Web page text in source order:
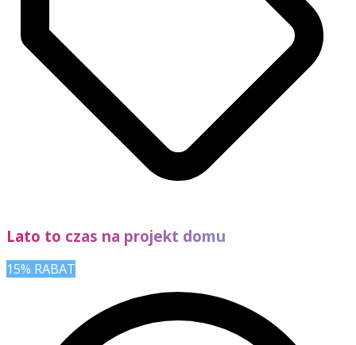
Lato to czas na projekt domu
15% RABAT